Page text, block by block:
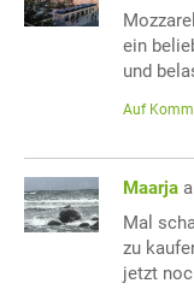
ein
und
Auf
Maarja
Mal
zu
jetzt